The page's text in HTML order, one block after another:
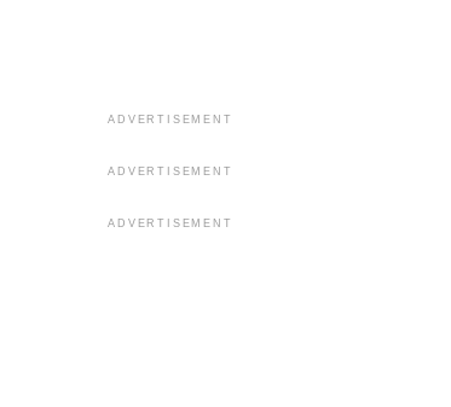
ADVERTISEMENT
ADVERTISEMENT
ADVERTISEMENT